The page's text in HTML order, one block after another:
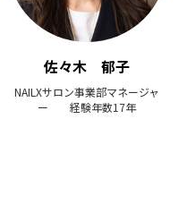
佐々木 郁子
NAILXサロン事業部マネージャ
ー 経験年数17年